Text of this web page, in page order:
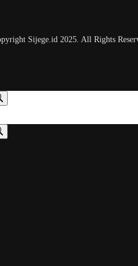
Sijege.id 2025. All Rights